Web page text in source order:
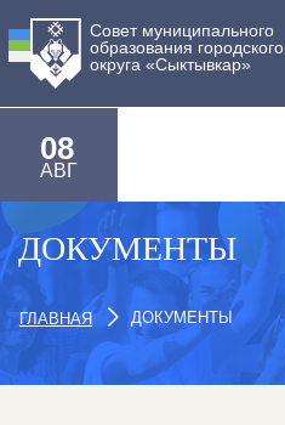
Совет муниципального
образования городского
округа «Сыктывкар»
08
АВГ
ДОКУМЕНТЫ
ГЛАВНАЯ ДОКУМЕНТЫ